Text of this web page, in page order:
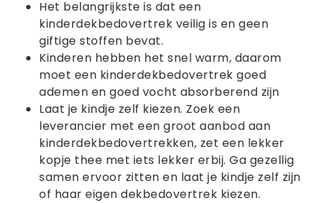
Het belangrijkste is dat een
kinderdekbedovertrek veilig is en geen
giftige stoffen bevat.
Kinderen hebben het snel warm, daarom
moet een kinderdekbedovertrek goed
ademen en goed vocht absorberend zijn
Laat je kindje zelf kiezen. Zoek een
leverancier met een groot aanbod aan
kinderdekbedovertrekken, zet een lekker
kopje thee met iets lekker erbij. Ga gezellig
samen ervoor zitten en laat je kindje zelf zijn
of haar eigen dekbedovertrek kiezen.